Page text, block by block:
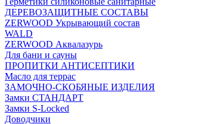
ДЕРЕВОЗАЩИТНЫЕ СОСТАВЫ
ZERWOOD Укрывающий состав
WALD
ZERWOOD Аквалазурь
Для бани и сауны
ПРОПИТКИ АНТИСЕПТИКИ
Масло для террас
ЗАМОЧНО-СКОБЯНЫЕ ИЗДЕЛИЯ
Замки СТАНДАРТ
Замки S-Locked
Доводчики